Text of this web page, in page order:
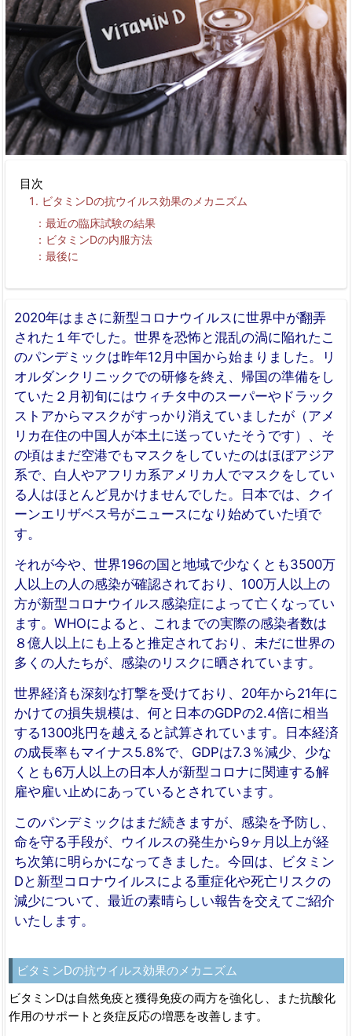
目次
ビタミンDの抗ウイルス効果のメカニズム
最近の臨床試験の結果
ビタミンDの内服方法
最後に
2020年はまさに新型コロナウイルスに世界中が翻弄
された１年でした。世界を恐怖と混乱の渦に陥れたこ
のパンデミックは昨年12月中国から始まりました。リ
オルダンクリニックでの研修を終え、帰国の準備をし
ていた２月初旬にはウィチタ中のスーパーやドラック
ストアからマスクがすっかり消えていましたが（アメ
リカ在住の中国人が本土に送っていたそうです）、そ
の頃はまだ空港でもマスクをしていたのはほぼアジア
系で、白人やアフリカ系アメリカ人でマスクをしてい
る人はほとんど見かけませんでした。日本では、クイ
ーンエリザベス号がニュースになり始めていた頃で
す。
それが今や、世界196の国と地域で少なくとも3500万
人以上の人の感染が確認されており、100万人以上の
方が新型コロナウイルス感染症によって亡くなってい
ます。WHOによると、これまでの実際の感染者数は
８億人以上にも上ると推定されており、未だに世界の
多くの人たちが、感染のリスクに晒されています。
世界経済も深刻な打撃を受けており、20年から21年に
かけての損失規模は、何と日本のGDPの2.4倍に相当
する1300兆円を越えると試算されています。日本経済
の成長率もマイナス5.8%で、GDPは7.3％減少、少な
くとも6万人以上の日本人が新型コロナに関連する解
雇や雇い止めにあっているとされています。
このパンデミックはまだ続きますが、感染を予防し、
命を守る手段が、ウイルスの発生から9ヶ月以上が経
ち次第に明らかになってきました。今回は、ビタミン
Dと新型コロナウイルスによる重症化や死亡リスクの
減少について、最近の素晴らしい報告を交えてご紹介
いたします。
ビタミンDの抗ウイルス効果のメカニズム
ビタミンDは自然免疫と獲得免疫の両方を強化し、また抗酸化
作用のサポートと炎症反応の増悪を改善します。